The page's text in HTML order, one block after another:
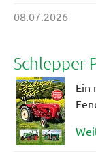
08.07.2026
Schlepper
Ein